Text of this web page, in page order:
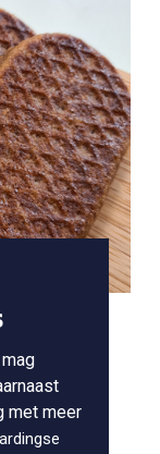
met meer